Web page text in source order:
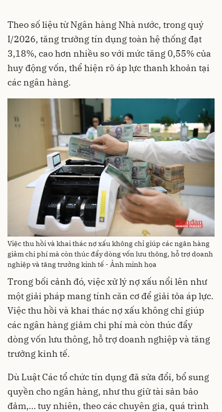
Theo số liệu từ Ngân hàng Nhà nước, trong quý
I/2026, tăng trưởng tín dụng toàn hệ thống đạt
3,18%, cao hơn nhiều so với mức tăng 0,55% của
huy động vốn, thể hiện rõ áp lực thanh khoản tại
các ngân hàng.
Việc thu hồi và khai thác nợ xấu không chỉ giúp các ngân hàng
giảm chi phí mà còn thúc đẩy dòng vốn lưu thông, hỗ trợ doanh
nghiệp và tăng trưởng kinh tế - Ảnh minh họa
Trong bối cảnh đó, việc xử lý nợ xấu nổi lên như
một giải pháp mang tính căn cơ để giải tỏa áp lực.
Việc thu hồi và khai thác nợ xấu không chỉ giúp
các ngân hàng giảm chi phí mà còn thúc đẩy
dòng vốn lưu thông, hỗ trợ doanh nghiệp và tăng
trưởng kinh tế.
Dù Luật Các tổ chức tín dụng đã sửa đổi, bổ sung
quyền cho ngân hàng, như thu giữ tài sản bảo
đảm,… tuy nhiên, theo các chuyên gia, quá trình